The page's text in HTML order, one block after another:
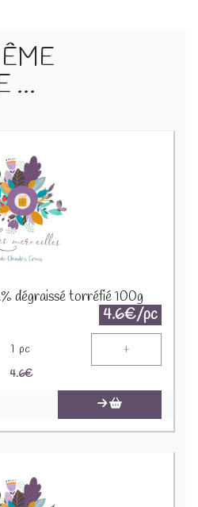
...
dégraissé torréfié 100g
4.6€/pc
1 pc +
4.6€